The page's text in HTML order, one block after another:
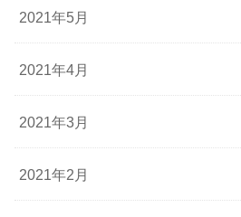
2021年5月
2021年4月
2021年3月
2021年2月